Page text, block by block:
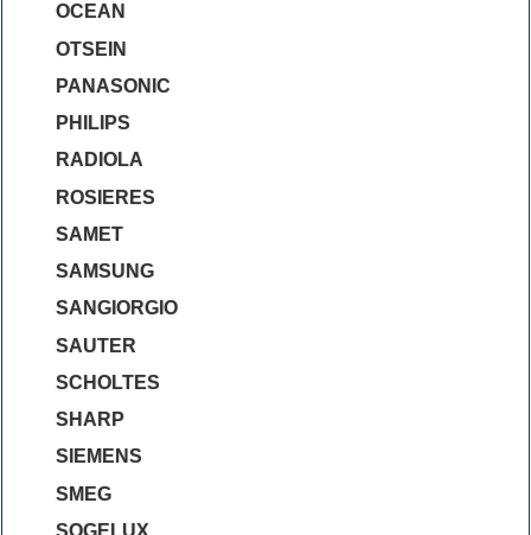
OCEAN
OTSEIN
PANASONIC
PHILIPS
RADIOLA
ROSIERES
SAMET
SAMSUNG
SANGIORGIO
SAUTER
SCHOLTES
SHARP
SIEMENS
SMEG
SOGELUX